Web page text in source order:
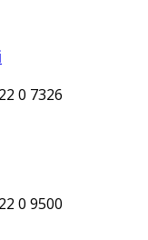
0 7326
0 9500